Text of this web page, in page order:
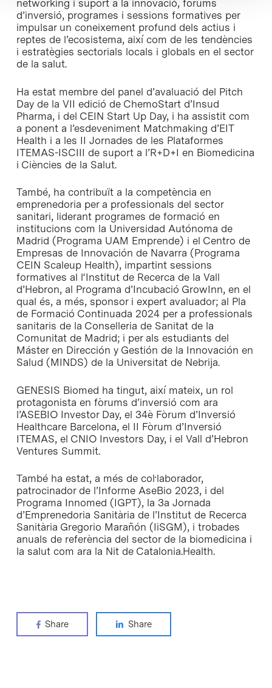
networking i suport a la innovació, fòrums
d’inversió, programes i sessions formatives per
impulsar un coneixement profund dels actius i
reptes de l’ecosistema, així com de les tendències
i estratègies sectorials locals i globals en el sector
de la salut.
Ha estat membre del panel d’avaluació del Pitch
Day de la VII edició de ChemoStart d’Insud
Pharma, i del CEIN Start Up Day, i ha assistit com
a ponent a l’esdeveniment Matchmaking d’EIT
Health i a les II Jornades de les Plataformes
ITEMAS-ISCIII de suport a l’R+D+I en Biomedicina
i Ciències de la Salut.
També, ha contribuït a la competència en
emprenedoria per a professionals del sector
sanitari, liderant programes de formació en
institucions com la Universidad Autónoma de
Madrid (Programa UAM Emprende) i el Centro de
Empresas de Innovación de Navarra (Programa
CEIN Scaleup Health), impartint sessions
formatives al l‘Institut de Recerca de la Vall
d’Hebron, al Programa d’Incubació GrowInn, en el
qual és, a més, sponsor i expert avaluador; al Pla
de Formació Continuada 2024 per a professionals
sanitaris de la Conselleria de Sanitat de la
Comunitat de Madrid; i per als estudiants del
Máster en Dirección y Gestión de la Innovación en
Salud (MINDS) de la Universitat de Nebrija.
GENESIS Biomed ha tingut, així mateix, un rol
protagonista en fòrums d’inversió com ara
l’ASEBIO Investor Day, el 34è Fòrum d’Inversió
Healthcare Barcelona, el II Fòrum d’Inversió
ITEMAS, el CNIO Investors Day, i el Vall d’Hebron
Ventures Summit.
També ha estat, a més de col·laborador,
patrocinador de l’Informe AseBio 2023, i del
Programa Innomed (IGPT), la 3a Jornada
d’Emprenedoria Sanitària de l’Institut de Recerca
Sanitària Gregorio Marañón (IiSGM), i trobades
anuals de referència del sector de la biomedicina i
la salut com ara la Nit de Catalonia.Health.
Share Share